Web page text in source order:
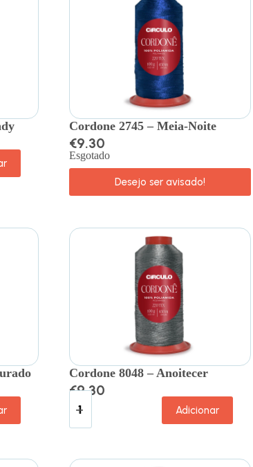
Cordone 2745 – Meia-Noite
€9.30
Esgotado
Desejo ser avisado!
Cordone 8048 – Anoitecer
€9.30
Adicionar